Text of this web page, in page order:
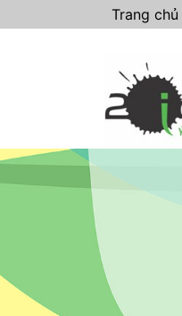
Trang chủ